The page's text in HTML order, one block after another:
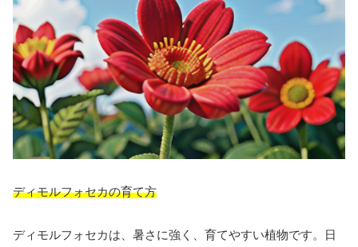
ディモルフォセカの育て方
ディモルフォセカは、暑さに強く、育てやすい植物です。日